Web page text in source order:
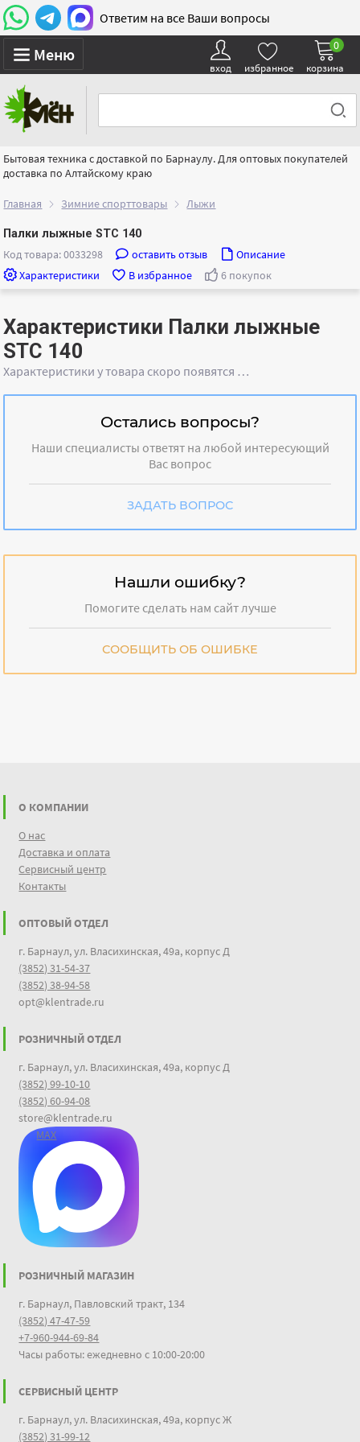
Ответим на все Ваши вопросы
Меню
вход избранное корзина
0
Бытовая техника с доставкой по Барнаулу. Для оптовых покупателей
доставка по Алтайскому краю
Главная Зимние спорттовары Лыжи
Палки лыжные STC 140
Код товара: 0033298 оставить отзыв
Описание
Характеристики
В избранное 6 покупок
Характеристики Палки лыжные
STC 140
Характеристики у товара скоро появятся …
Остались вопросы?
Наши специалисты ответят на любой интересующий
Вас вопрос
ЗАДАТЬ ВОПРОС
Нашли ошибку?
Помогите сделать нам сайт лучше
СООБЩИТЬ ОБ ОШИБКЕ
О КОМПАНИИ
О нас
Доставка и оплата
Сервисный центр
Контакты
ОПТОВЫЙ ОТДЕЛ
г. Барнаул, ул. Власихинская, 49а, корпус Д
(3852) 31-54-37
(3852) 38-94-58
opt@klentrade.ru
РОЗНИЧНЫЙ ОТДЕЛ
г. Барнаул, ул. Власихинская, 49а, корпус Д
(3852) 99-10-10
(3852) 60-94-08
store@klentrade.ru
MAX
РОЗНИЧНЫЙ МАГАЗИН
г. Барнаул, Павловский тракт, 134
(3852) 47-47-59
+7-960-944-69-84
Часы работы: ежедневно с 10:00-20:00
СЕРВИСНЫЙ ЦЕНТР
г. Барнаул, ул. Власихинская, 49а, корпус Ж
(3852) 31-99-12